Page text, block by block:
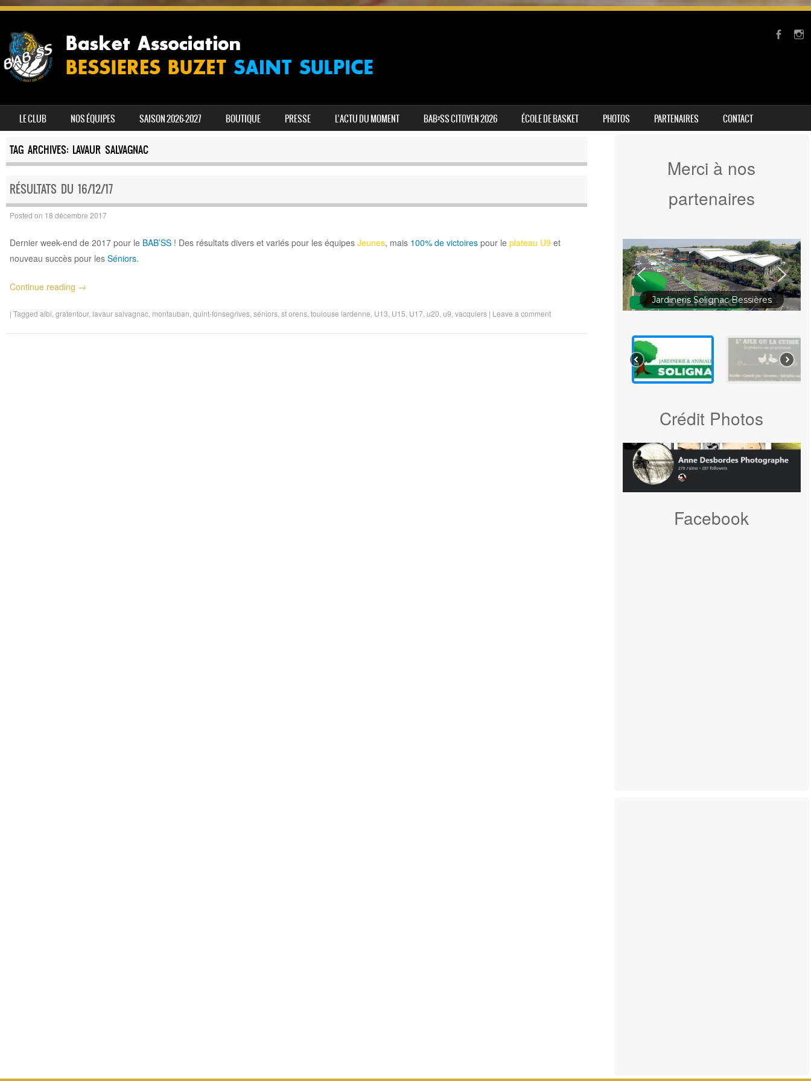
MENU
SKIP TO CONTENT
LE CLUB NOS ÉQUIPES SAISON 2026-2027 BOUTIQUE PRESSE L’ACTU DU MOMENT BAB²SS CITOYEN 2026 ÉCOLE DE BASKET PHOTOS PARTENAIRES CONTACT
TAG ARCHIVES: LAVAUR SALVAGNAC
RÉSULTATS DU 16/12/17
Posted on 18 décembre 2017
Dernier week-end de 2017 pour le BAB’SS! Des résultats divers et variés pour les équipes Jeunes, mais 100% de victoirespour le plateau U9et
nouveau succès pour les Séniors.
Continue reading →
| Tagged albi gratentour, lavaur salvagnac, montauban quint-fonsegrives, séniors, st orens, toulouse lardenne U13 U15 U17, u20 u9 vacquiers | Leave a comment
Merci à nos
partenaires
Jardineris Solignac Bessières
Crédit Photos
Facebook